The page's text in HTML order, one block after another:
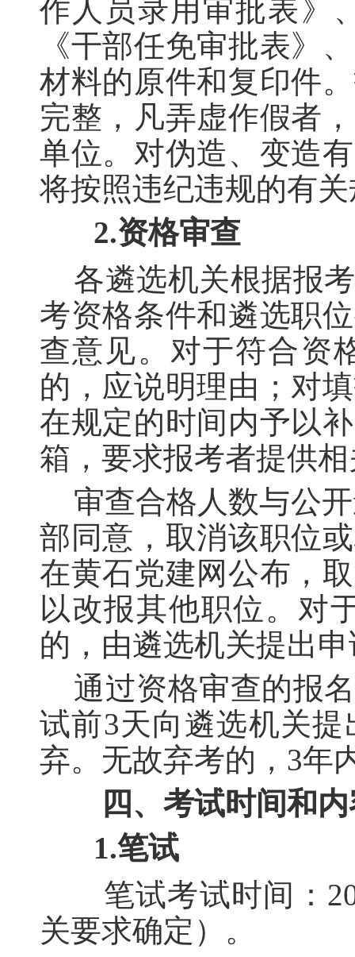
作人员录用审批表》
《干部任免审批表》
材料的原件和复印件
完整，凡弄虚作假者
单位。对伪造、变造
将按照违纪违规的有
2.资格审查
各遴选机关根据报
考资格条件和遴选职
查意见。对于符合资
的，应说明理由；对
在规定的时间内予以
箱，要求报考者提供
审查合格人数与公
部同意，取消该职位
在黄石党建网公布，
以改报其他职位。对
的，由遴选机关提出
通过资格审查的报
试前3天向遴选机关
弃。无故弃考的，3年
四、考试时间和
1.笔试
笔试考试时间：
关要求确定）。